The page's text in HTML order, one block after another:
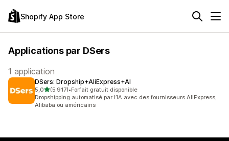
Shopify App Store
Applications par DSers
1 application
DSers: Dropship+AliExpress+AI
5,0étoile(s) sur 5
(5 917)
5917 avis au total
•Forfait gratuit disponible
Dropshipping automatisé par l’IA avec des fournisseurs AliExpress,
Alibaba ou américains